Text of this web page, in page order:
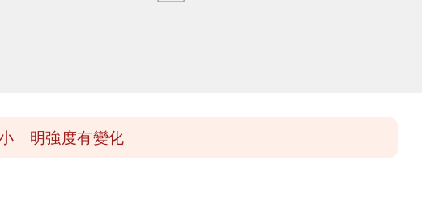
小 明強度有變化